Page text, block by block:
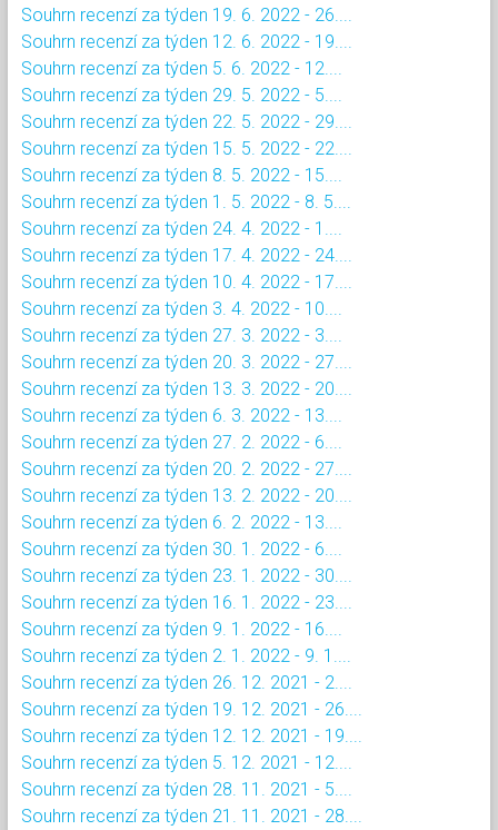
Souhrn recenzí za týden 19. 6. 2022 - 26....
Souhrn recenzí za týden 12. 6. 2022 - 19....
Souhrn recenzí za týden 5. 6. 2022 - 12....
Souhrn recenzí za týden 29. 5. 2022 - 5....
Souhrn recenzí za týden 22. 5. 2022 - 29....
Souhrn recenzí za týden 15. 5. 2022 - 22....
Souhrn recenzí za týden 8. 5. 2022 - 15....
Souhrn recenzí za týden 1. 5. 2022 - 8. 5....
Souhrn recenzí za týden 24. 4. 2022 - 1....
Souhrn recenzí za týden 17. 4. 2022 - 24....
Souhrn recenzí za týden 10. 4. 2022 - 17....
Souhrn recenzí za týden 3. 4. 2022 - 10....
Souhrn recenzí za týden 27. 3. 2022 - 3....
Souhrn recenzí za týden 20. 3. 2022 - 27....
Souhrn recenzí za týden 13. 3. 2022 - 20....
Souhrn recenzí za týden 6. 3. 2022 - 13....
Souhrn recenzí za týden 27. 2. 2022 - 6....
Souhrn recenzí za týden 20. 2. 2022 - 27....
Souhrn recenzí za týden 13. 2. 2022 - 20....
Souhrn recenzí za týden 6. 2. 2022 - 13....
Souhrn recenzí za týden 30. 1. 2022 - 6....
Souhrn recenzí za týden 23. 1. 2022 - 30....
Souhrn recenzí za týden 16. 1. 2022 - 23....
Souhrn recenzí za týden 9. 1. 2022 - 16....
Souhrn recenzí za týden 2. 1. 2022 - 9. 1....
Souhrn recenzí za týden 26. 12. 2021 - 2....
Souhrn recenzí za týden 19. 12. 2021 - 26....
Souhrn recenzí za týden 12. 12. 2021 - 19....
Souhrn recenzí za týden 5. 12. 2021 - 12....
Souhrn recenzí za týden 28. 11. 2021 - 5....
Souhrn recenzí za týden 21. 11. 2021 - 28....